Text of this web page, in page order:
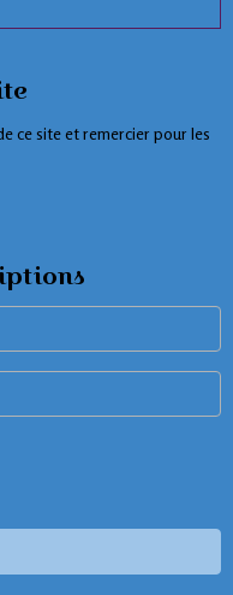
ce site et remercier pour les